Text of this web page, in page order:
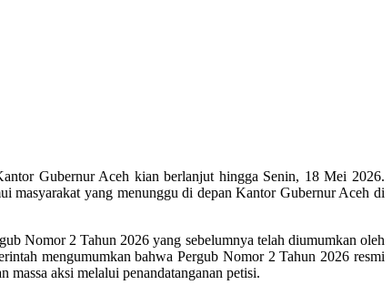
Gubernur Aceh kian berlanjut hingga Senin, 18 Mei 2026.
masyarakat yang menunggu di depan Kantor Gubernur Aceh di
Nomor 2 Tahun 2026 yang sebelumnya telah diumumkan oleh
mengumumkan bahwa Pergub Nomor 2 Tahun 2026 resmi
massa aksi melalui penandatanganan petisi.